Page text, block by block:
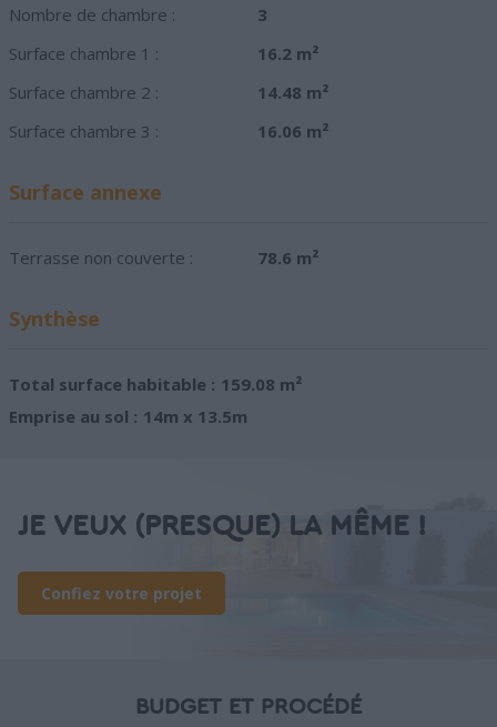
Nombre de chambre :
3
Surface chambre 1 :
16.2 m²
Surface chambre 2 :
14.48 m²
Surface chambre 3 :
16.06 m²
Surface annexe
Terrasse non couverte : 78.6 m²
Synthèse
Total surface habitable : 159.08 m²
Emprise au sol : 14m x 13.5m
JE VEUX (PRESQUE) LA MÊME !
Confiez votre projet
BUDGET ET PROCÉDÉ